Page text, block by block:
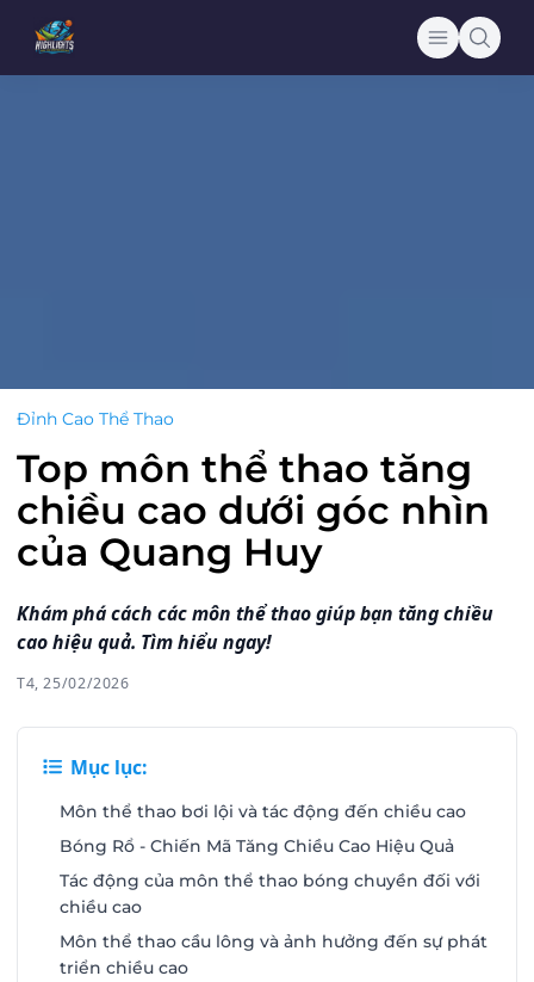
Đỉnh Cao Thể Thao
Top môn thể thao tăng
chiều cao dưới góc nhìn
của Quang Huy
Khám phá cách các môn thể thao giúp bạn tăng chiều
cao hiệu quả. Tìm hiểu ngay!
T4, 25/02/2026
Mục lục:
Môn thể thao bơi lội và tác động đến chiều cao
Bóng Rổ - Chiến Mã Tăng Chiều Cao Hiệu Quả
Tác động của môn thể thao bóng chuyền đối với
chiều cao
Môn thể thao cầu lông và ảnh hưởng đến sự phát
triển chiều cao